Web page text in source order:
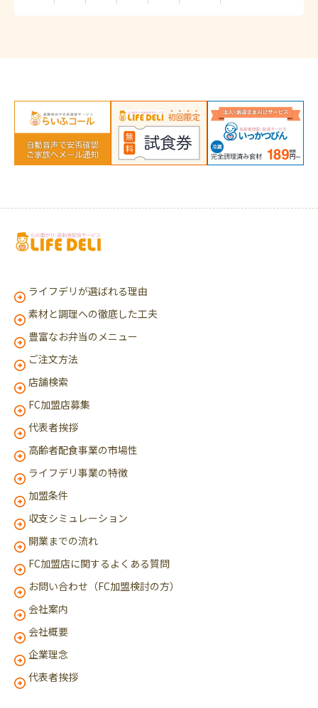
ライフデリが選ばれる理由
素材と調理への徹底した工夫
豊富なお弁当のメニュー
ご注文方法
店舗検索
FC加盟店募集
代表者挨拶
高齢者配食事業の市場性
ライフデリ事業の特徴
加盟条件
収支シミュレーション
開業までの流れ
FC加盟店に関するよくある質問
お問い合わせ（FC加盟検討の方）
会社案内
会社概要
企業理念
代表者挨拶